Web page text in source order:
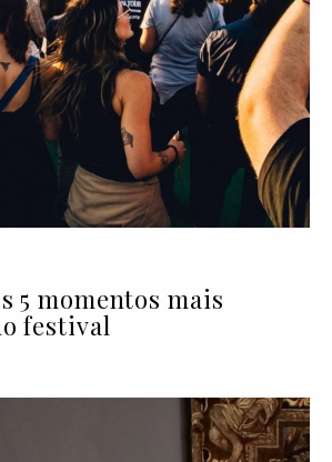
5 momentos mais
festival